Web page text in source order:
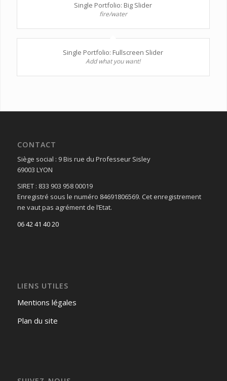
Single Portfolio: Big Slider
fire/water
Single Portfolio: Fullscreen Slider
Add what you want!
CONTACT
Siège social : 9 Bis rue du Professeur Sisley
69003 LYON
SIRET : 833 903 958 00019
Enregistré sous le numéro 84691806569. Cet enregistrement
ne vaut pas agrément de l’Etat.
06 42 41 40 20
LIENS UTILES
Mentions légales
Plan du site